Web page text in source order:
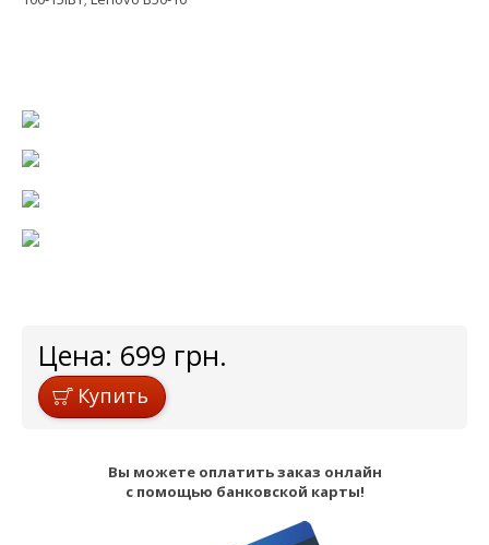
Цена: 699 грн.
Купить
Вы можете оплатить заказ онлайн
с помощью банковской карты!